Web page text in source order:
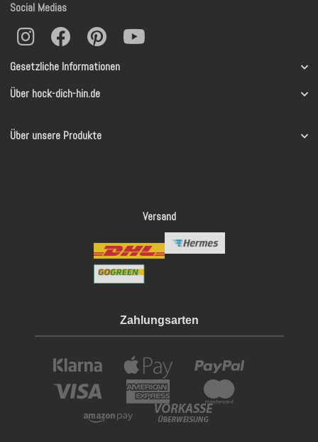
Gesetzliche Informationen
Über hock-dich-hin.de
Über unsere Produkte
Social Medias
Versand
Zahlungsarten